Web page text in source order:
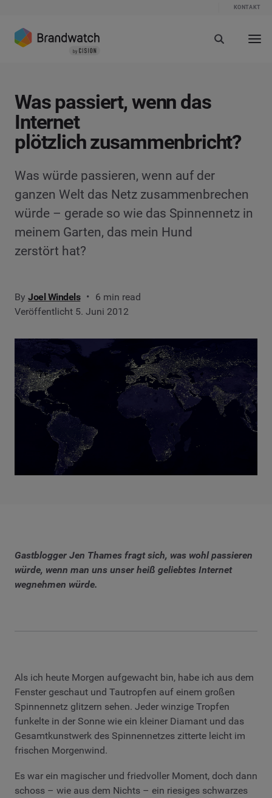
KONTAKT
Was passiert, wenn das
Internet
plötzlich zusammenbricht?
Was würde passieren, wenn auf der
ganzen Welt das Netz zusammenbrechen
würde – gerade so wie das Spinnennetz in
meinem Garten, das mein Hund
zerstört hat?
By Joel Windels
6 min read
Veröffentlicht 5. Juni 2012
Gastblogger Jen Thames fragt sich, was wohl passieren
würde, wenn man uns unser heiß geliebtes Internet
wegnehmen würde.
Als ich heute Morgen aufgewacht bin, habe ich aus dem
Fenster geschaut und Tautropfen auf einem großen
Spinnennetz glitzern sehen. Jeder winzige Tropfen
funkelte in der Sonne wie ein kleiner Diamant und das
Gesamtkunstwerk des Spinnennetzes zitterte leicht im
frischen Morgenwind.
Es war ein magischer und friedvoller Moment, doch dann
schoss – wie aus dem Nichts – ein riesiges schwarzes